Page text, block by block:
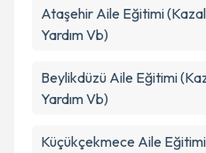
Kişisel verilerimin
Metni
Ataşehir Aile Eğitimi
Yardım Vb)
Beylikdüzü Aile Eğitimi
Yardım Vb)
Küçükçekmece Aile